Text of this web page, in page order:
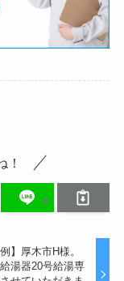
！
】厚木市H様。
湯器20号給湯専